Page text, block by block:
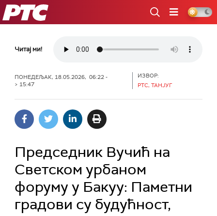
РТС
Читај ми!
ПОНЕДЕЉАК, 18.05.2026, 06:22 -
> 15:47
ИЗВОР:
РТС, ТАНЈУГ
Председник Вучић на
Светском урбаном
форуму у Бакуу: Паметни
градови су будућност,